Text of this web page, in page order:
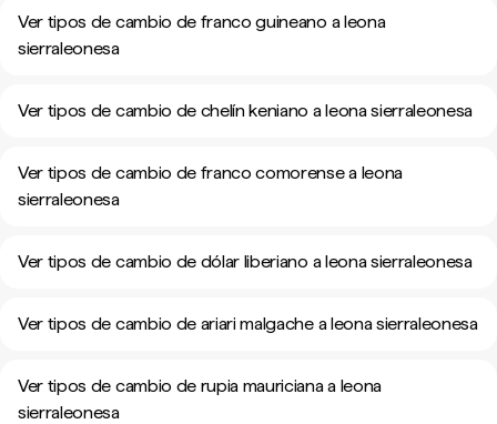
Ver tipos de cambio de franco guineano a leona
sierraleonesa
Ver tipos de cambio de chelín keniano a leona sierraleonesa
Ver tipos de cambio de franco comorense a leona
sierraleonesa
Ver tipos de cambio de dólar liberiano a leona sierraleonesa
Ver tipos de cambio de ariari malgache a leona sierraleonesa
Ver tipos de cambio de rupia mauriciana a leona
sierraleonesa